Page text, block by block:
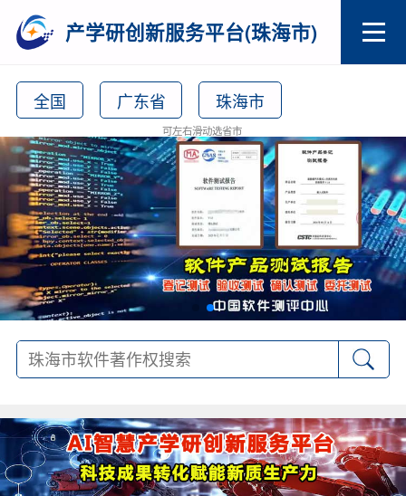
产学研创新服务平台(珠海市)
全国 广东省 珠海市
可左右滑动选省市